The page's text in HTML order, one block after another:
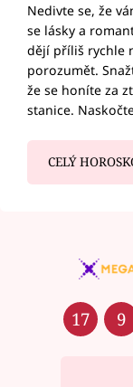
Nedivte se, že
se lásky a
dějí příliš rychle
porozumět.
že se honíte za
stanice.
CELÝ
17 9